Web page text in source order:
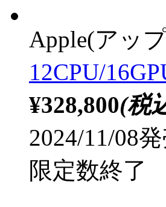
Apple(アッ
12CPU/
¥328,800(税
2024/11/08
限定数終了